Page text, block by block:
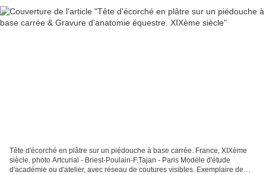
Tête d'écorché en plâtre sur un piédouche à base carrée. France, XIXème
siècle. photo Artcurial - Briest-Poulain-F.Tajan - Paris Modèle d'étude
d'académie ou d'atelier, avec réseau de coutures visibles. Exemplaire de